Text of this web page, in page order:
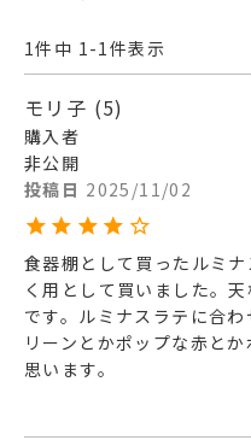
1件中 1 -1 件表示
モリ子 5
購入者
非公開
投稿日 2025/11/02
食器棚として買ったルミ
く用として買いました。
です。ルミナスラテに合
リーンとかポップな赤と
思います。